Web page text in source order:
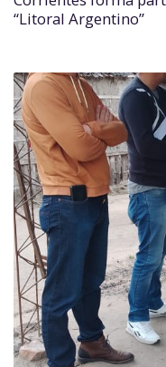
“Litoral Argentino”